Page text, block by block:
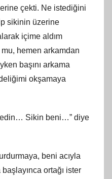
çekti. Ne istediğini
sikinin üzerine
içime aldım
mu, hemen arkamdan
başını arkama
okşamaya
Sikin beni…” diye
beni acıyla
başlayınca ortağı ister